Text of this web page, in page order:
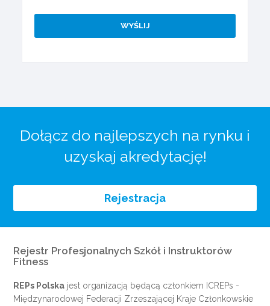
Dołącz do najlepszych na rynku i
uzyskaj akredytację!
Rejestracja
Rejestr Profesjonalnych Szkół i Instruktorów
Fitness
REPs Polska jest organizacją będącą członkiem ICREPs -
Międzynarodowej Federacji Zrzeszającej Kraje Członkowskie